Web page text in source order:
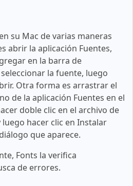
su Mac de varias maneras
abrir la aplicación Fuentes,
en la barra de
la fuente, luego
Otra forma es arrastrar el
de la aplicación Fuentes en el
doble clic en el archivo de
hacer clic en Instalar
que aparece.
Fonts la verifica
de errores.